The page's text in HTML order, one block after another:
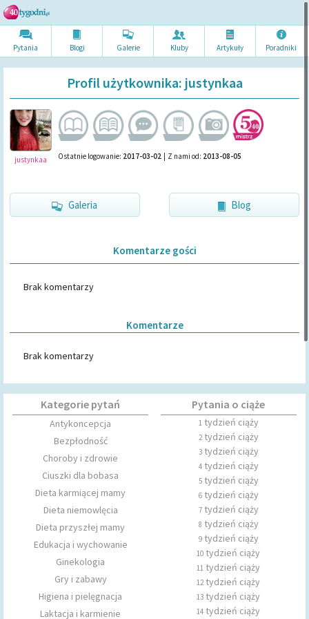
Pytania Blogi Galerie Kluby Artykuły Poradniki
Profil użytkownika: justynkaa
justynkaa Ostatnie logowanie: 2017-03-02 | Z nami od: 2013-08-05
Galeria Blog
Komentarze gości
Brak komentarzy
Komentarze
Brak komentarzy
Kategorie pytań
Antykoncepcja
Bezpłodność
Choroby i zdrowie
Ciuszki dla bobasa
Dieta karmiącej mamy
Dieta niemowlęcia
Dieta przyszłej mamy
Edukacja i wychowanie
Ginekologia
Gry i zabawy
Higiena i pielęgnacja
Laktacja i karmienie
Pytania o ciąże
1tydzień ciąży
2tydzień ciąży
3tydzień ciąży
4tydzień ciąży
5tydzień ciąży
6tydzień ciąży
7tydzień ciąży
8 tydzień ciąży
9tydzień ciąży
10 tydzień ciąży
11 tydzień ciąży
12tydzień ciąży
13 tydzień ciąży
14 tydzień ciąży